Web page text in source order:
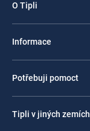
O Tipli
Informace
Potřebuji pomoct
Tipli v jiných zemích